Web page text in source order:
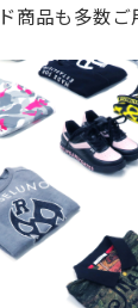
商品も多数ご